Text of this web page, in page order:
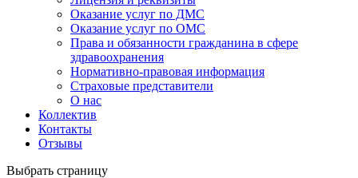
Оказание услуг по ДМС
Оказание услуг по ОМС
Права и обязанности гражданина в сфере
здравоохранения
Нормативно-правовая информация
Страховые представители
О нас
Коллектив
Контакты
Отзывы
Выбрать страницу